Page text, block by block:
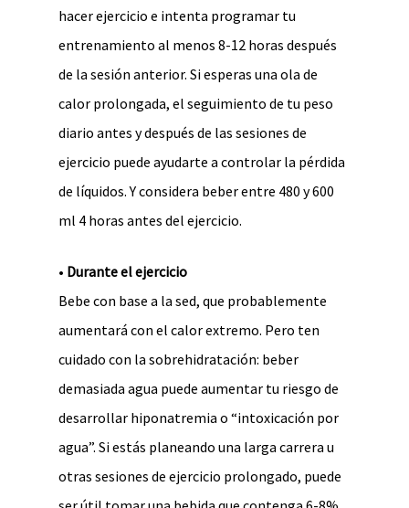
hacer ejercicio e intenta programar tu
entrenamiento al menos 8-12 horas después
de la sesión anterior. Si esperas una ola de
calor prolongada, el seguimiento de tu peso
diario antes y después de las sesiones de
ejercicio puede ayudarte a controlar la pérdida
de líquidos. Y considera beber entre 480 y 600
ml 4 horas antes del ejercicio.
• Durante el ejercicio
Bebe con base a la sed, que probablemente
aumentará con el calor extremo. Pero ten
cuidado con la sobrehidratación: beber
demasiada agua puede aumentar tu riesgo de
desarrollar hiponatremia o “intoxicación por
agua”. Si estás planeando una larga carrera u
otras sesiones de ejercicio prolongado, puede